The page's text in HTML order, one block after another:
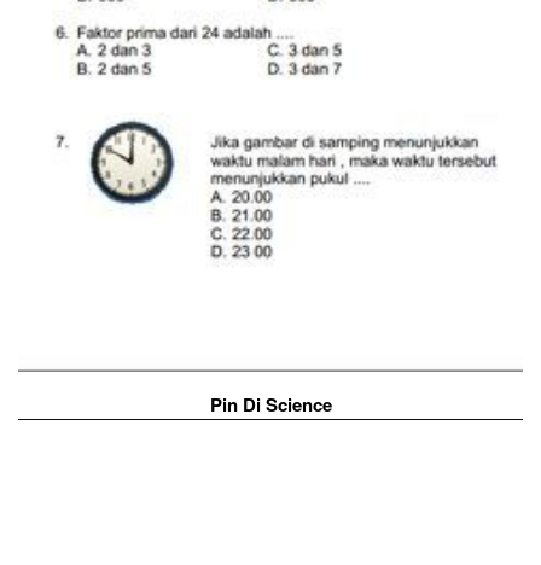
Pin Di Science